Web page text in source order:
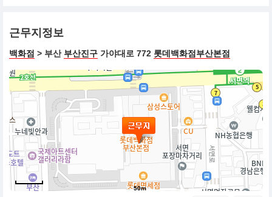
근무지정보
백화점 > 부산 부산진구 가야대로 772 롯데백화점부산본점
50m